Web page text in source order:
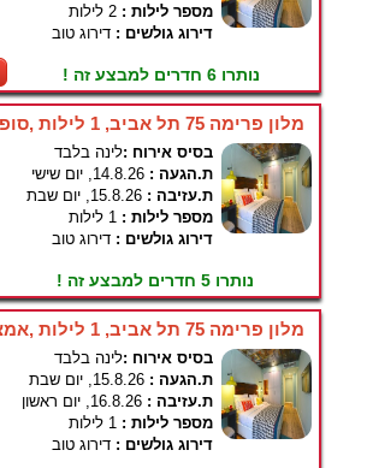
מספר לילות : 2 לילות
דירוג גולשים : דירוג טוב
נותרו 6 חדרים למבצע זה !
מלון פרימה 75 תל אביב, 1 לילות ,סופ"ש
בסיס אירוח :לינה בלבד
ת.הגעה : 14.8.26, יום שישי
ת.עזיבה : 15.8.26, יום שבת
מספר לילות : 1 לילות
דירוג גולשים : דירוג טוב
נותרו 5 חדרים למבצע זה !
מלון פרימה 75 תל אביב, 1 לילות ,אמצ"ש
בסיס אירוח :לינה בלבד
ת.הגעה : 15.8.26, יום שבת
ת.עזיבה : 16.8.26, יום ראשון
מספר לילות : 1 לילות
דירוג גולשים : דירוג טוב